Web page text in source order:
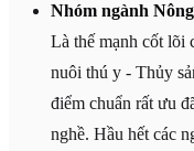
Nhóm ngành
Là thế mạnh cốt lõi
nuôi thú y - Thủy
điểm chuẩn rất ưu
nghề. Hầu hết các